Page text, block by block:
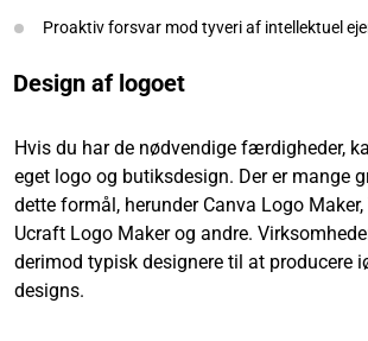
Proaktiv forsvar mod tyveri af intellektuel
Design af logoet
Hvis du har de nødvendige færdigheder,
eget logo og butiksdesign. Der er mange
dette formål, herunder Canva Logo
Ucraft Logo Maker og andre.
derimod typisk designere til at producere
designs.